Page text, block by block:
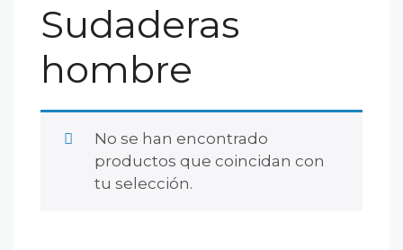
Sudaderas
hombre
No se han encontrado
productos que coincidan con
tu selección.